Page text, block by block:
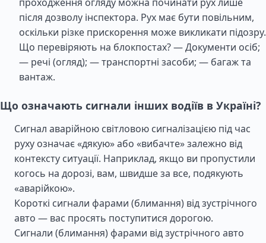
після дозволу інспектора. Рух має бути повільним,
оскільки різке прискорення може викликати підозру.
Що перевіряють на блокпостах? — Документи осіб;
— речі (огляд); — транспортні засоби; — багаж та
вантаж.
Що означають сигнали інших водіїв в Україні?
Сигнал аварійною світловою сигналізацією під час
руху означає «дякую» або «вибачте» залежно від
контексту ситуації. Наприклад, якщо ви пропустили
когось на дорозі, вам, швидше за все, подякують
«аварійкою».
Короткі сигнали фарами (блимання) від зустрічного
авто — вас просять поступитися дорогою.
Сигнали (блимання) фарами від зустрічного авто